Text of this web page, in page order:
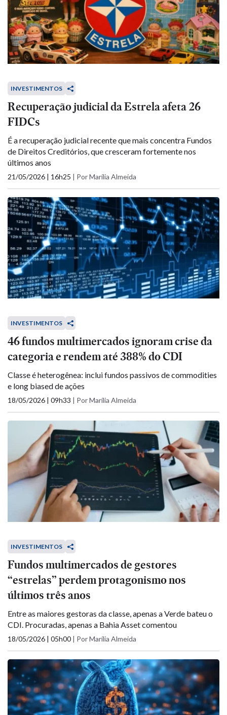
INVESTIMENTOS
Recuperação judicial da Estrela afeta 26
FIDCs
É a recuperação judicial recente que mais concentra Fundos
de Direitos Creditórios, que cresceram fortemente nos
últimos anos
21/05/2026 | 16h25 | Por Marília Almeida
INVESTIMENTOS
46 fundos multimercados ignoram crise da
categoria e rendem até 388% do CDI
Classe é heterogênea: inclui fundos passivos de commodities
e long biased de ações
18/05/2026 | 09h33 | Por Marília Almeida
INVESTIMENTOS
Fundos multimercados de gestores
“estrelas” perdem protagonismo nos
últimos três anos
Entre as maiores gestoras da classe, apenas a Verde bateu o
CDI. Procuradas, apenas a Bahia Asset comentou
18/05/2026 | 05h00 | Por Marília Almeida